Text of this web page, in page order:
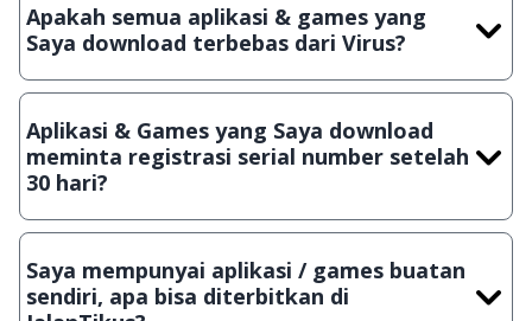
crack, patch atau semacamnya.
Apakah semua aplikasi & games yang
Saya download terbebas dari Virus?
Ya, JalanTikus selalu melakukan scanning dengan 3 jenis
suatu aplikasi atau games, sehingga bisa dijamin 100%
terbebas dari virus.
Aplikasi & Games yang Saya download
meminta registrasi serial number setelah
30 hari?
Meskipun dibagikan secara gratis, namun ada beberapa
hanya bisa digunakan dalam jangka waktu tertentu dan jika
ingin lanjut menggunakannya kamu harus membeli lisensi
Saya mempunyai aplikasi / games buatan
sendiri, apa bisa diterbitkan di